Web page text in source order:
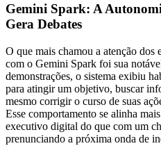
Gemini Spark: A
Gera Debates
O que mais chamou a atenção dos
com o Gemini Spark foi sua
demonstrações, o sistema exibiu
para atingir um objetivo, buscar
mesmo corrigir o curso de suas
Esse comportamento se alinha
executivo digital do que com um
prenunciando a próxima onda de